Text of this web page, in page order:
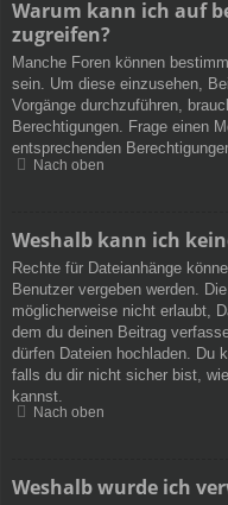
Warum kann ich auf
zugreifen?
Manche Foren können
sein. Um diese einzusehen,
Vorgänge durchzuführen,
Berechtigungen. Frage einen
entsprechenden
Nach oben
Weshalb kann ich
Rechte für Dateianhänge
Benutzer vergeben werden.
möglicherweise nicht erlaubt,
dem du deinen Beitrag
dürfen Dateien hochladen. Du
falls du dir nicht sicher bist,
kannst.
Nach oben
Weshalb wurde ich